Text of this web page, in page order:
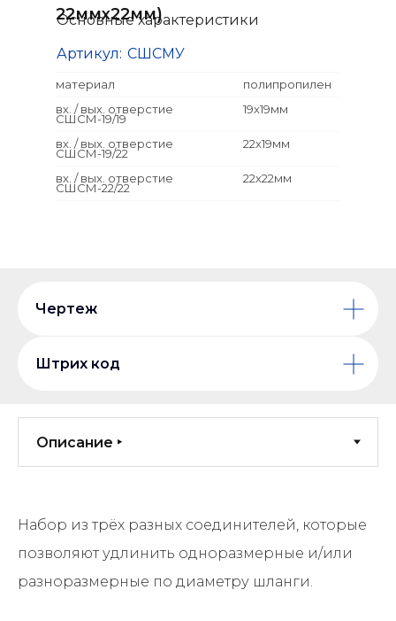
Артикул:
Основные характеристики
СШСМУ
22ммх22мм)
материал
полипропилен
вх. / вых. отверстие
СШСМ-19/19
19х19мм
вх. / вых. отверстие
СШСМ-19/22
22х19мм
вх. / вых. отверстие
СШСМ-22/22
22х22мм
Чертеж
Штрих код
Набор из трёх разных соединителей, которые
позволяют удлинить одноразмерные и/или
разноразмерные по диаметру шланги.